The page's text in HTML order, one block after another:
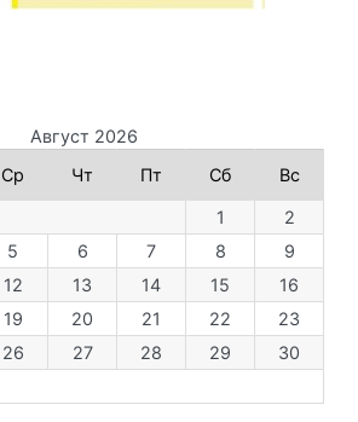
Август 2026
Ср Чт Пт Сб Вс
1
2
5 6 7 8
9
12 13 14 15
16
19 20 21 22
23
26 27 28 29
30